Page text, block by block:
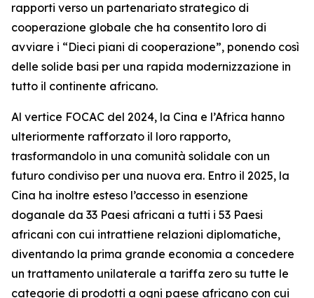
rapporti verso un partenariato strategico di
cooperazione globale che ha consentito loro di
avviare i “Dieci piani di cooperazione”, ponendo così
delle solide basi per una rapida modernizzazione in
tutto il continente africano.
Al vertice FOCAC del 2024, la Cina e l’Africa hanno
ulteriormente rafforzato il loro rapporto,
trasformandolo in una comunità solidale con un
futuro condiviso per una nuova era. Entro il 2025, la
Cina ha inoltre esteso l’accesso in esenzione
doganale da 33 Paesi africani a tutti i 53 Paesi
africani con cui intrattiene relazioni diplomatiche,
diventando la prima grande economia a concedere
un trattamento unilaterale a tariffa zero su tutte le
categorie di prodotti a ogni paese africano con cui